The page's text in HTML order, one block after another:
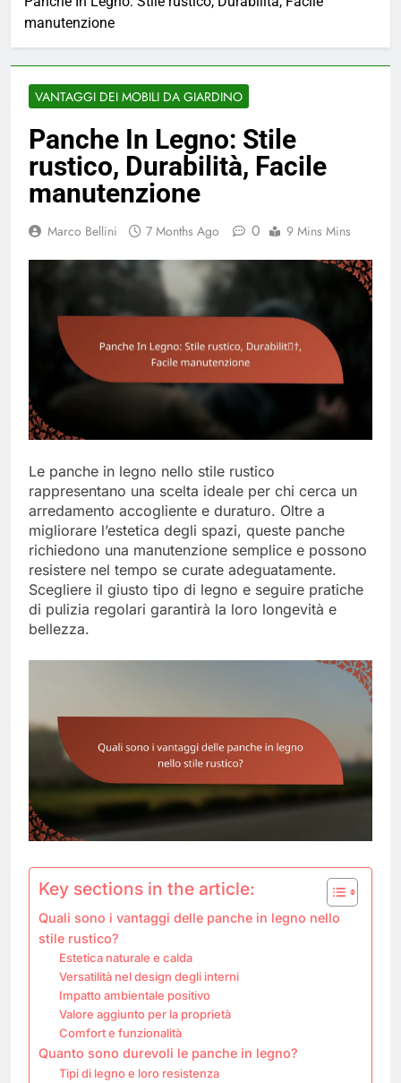
manutenzione
VANTAGGI DEI MOBILI DA GIARDINO
Panche In Legno: Stile
rustico, Durabilità, Facile
manutenzione
Marco Bellini 7 Months Ago 0 9 Mins Mins
Le panche in legno nello stile rustico
rappresentano una scelta ideale per chi cerca un
arredamento accogliente e duraturo. Oltre a
migliorare l’estetica degli spazi, queste panche
richiedono una manutenzione semplice e possono
resistere nel tempo se curate adeguatamente.
Scegliere il giusto tipo di legno e seguire pratiche
di pulizia regolari garantirà la loro longevità e
bellezza.
Key sections in the article:
Quali sono i vantaggi delle panche in legno nello
stile rustico?
Estetica naturale e calda
Versatilità nel design degli interni
Impatto ambientale positivo
Valore aggiunto per la proprietà
Comfort e funzionalità
Quanto sono durevoli le panche in legno?
Tipi di legno e loro resistenza